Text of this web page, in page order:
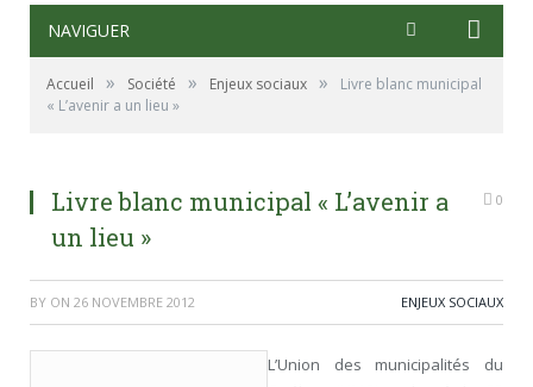
NAVIGUER
Accueil » Société » Enjeux sociaux »
Livre blanc municipal
« L’avenir a un lieu »
Livre blanc municipal « L’avenir a
un lieu »
0
BY ON 26 NOVEMBRE 2012 ENJEUX SOCIAUX
L’Union des municipalités du